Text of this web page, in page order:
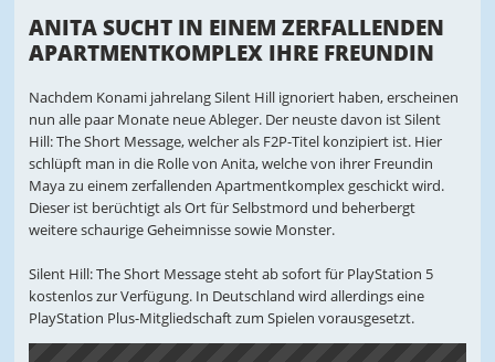
ANITA SUCHT IN EINEM ZERFALLENDEN
APARTMENTKOMPLEX IHRE FREUNDIN
Nachdem Konami jahrelang Silent Hill ignoriert haben, erscheinen
nun alle paar Monate neue Ableger. Der neuste davon ist Silent
Hill: The Short Message, welcher als F2P-Titel konzipiert ist. Hier
schlüpft man in die Rolle von Anita, welche von ihrer Freundin
Maya zu einem zerfallenden Apartmentkomplex geschickt wird.
Dieser ist berüchtigt als Ort für Selbstmord und beherbergt
weitere schaurige Geheimnisse sowie Monster.
Silent Hill: The Short Message steht ab sofort für PlayStation 5
kostenlos zur Verfügung. In Deutschland wird allerdings eine
PlayStation Plus-Mitgliedschaft zum Spielen vorausgesetzt.